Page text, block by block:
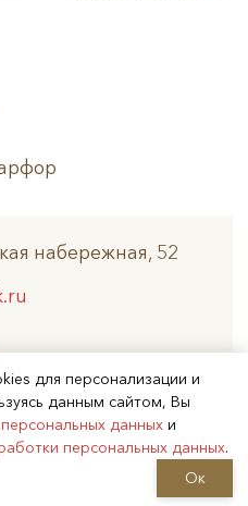
для персонализации и
данным сайтом, Вы
данных и
персональных данных.
Ок
набережная, 52
офертой
Меандр-Антик